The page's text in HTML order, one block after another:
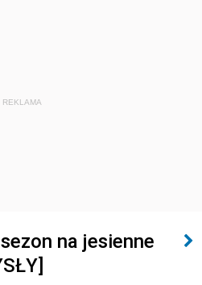
REKLAMA
na jesienne